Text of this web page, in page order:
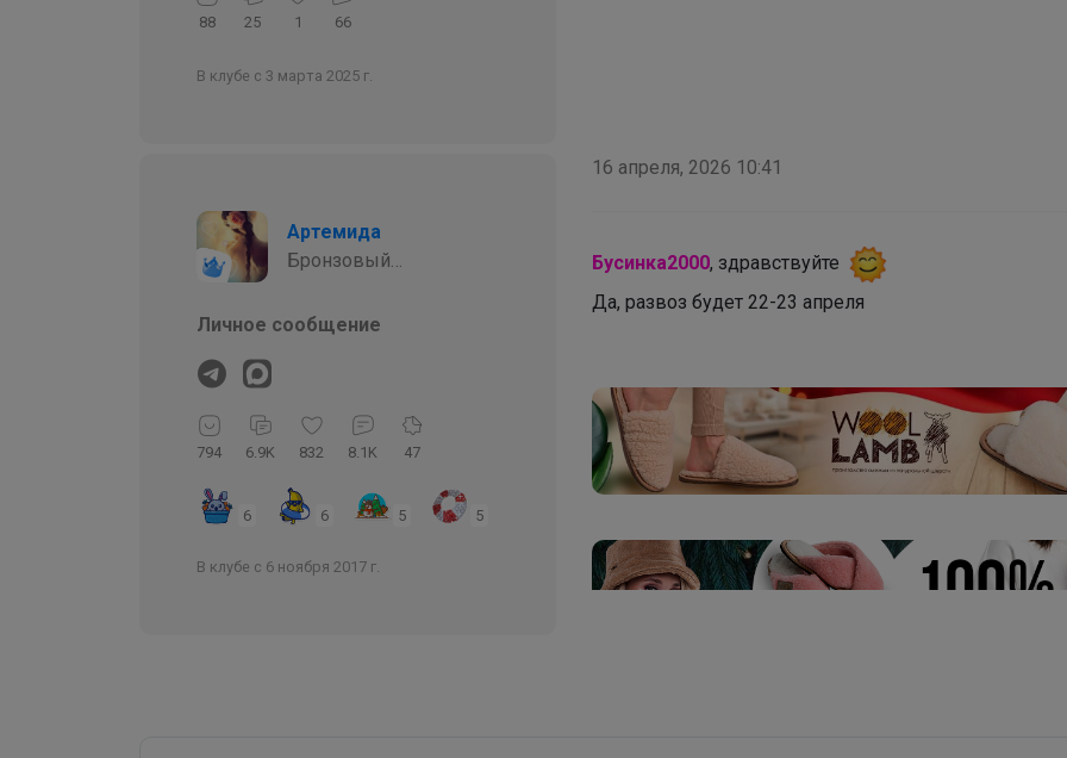
88 25 1 66
В клубе с 3 марта 2025 г.
Артемида
Бронзовый
Личное сообщение
794 6.9K 832 8.1K 47
6 6 5 5
В клубе с 6 ноября 2017 г.
16 апреля, 2026 10:41
Бусинка2000, здравствуйте
Да, развоз будет 22-23 апреля
Брюнетка
KEDDO зимние ботинки